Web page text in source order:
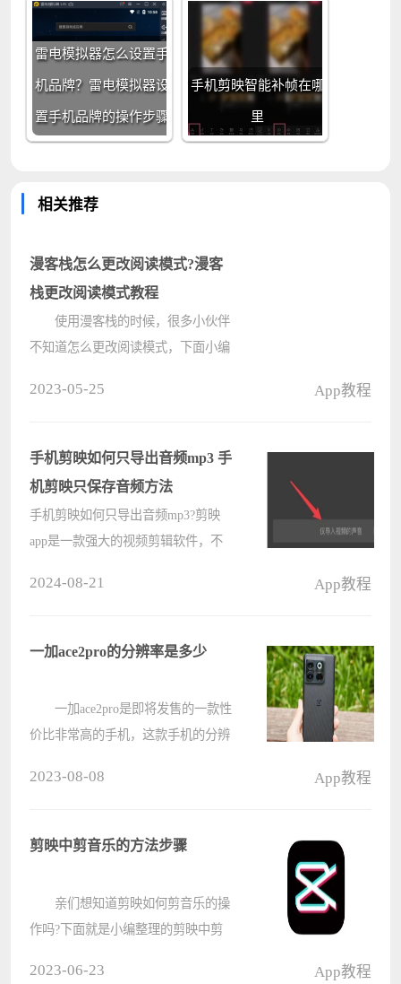
雷电模拟器怎么设置手
机品牌？雷电模拟器设
置手机品牌的操作步骤
手机剪映智能补帧在哪
里
相关推荐
漫客栈怎么更改阅读模式?漫客
栈更改阅读模式教程
使用漫客栈的时候，很多小伙伴
不知道怎么更改阅读模式，下面小编
栈更改阅读模式教程 1、首先
打????
2023-05-25 App教程
手机剪映如何只导出音频mp3 手
机剪映只保存音频方法
手机剪映如何只导出音频mp3?剪映
app是一款强大的视频剪辑软件，不
方法分享给大家。 手机剪映只保存音
2024-08-21 App教程
一加ace2pro的分辨率是多少
一加ace2pro是即将发售的一款性
价比非常高的手机，这款手机的分辨
ace2pro的分辨率是多少： 答：
2023-08-08 App教程
剪映中剪音乐的方法步骤
亲们想知道剪映如何剪音乐的操
作吗?下面就是小编整理的剪映中剪
2023-06-23 App教程